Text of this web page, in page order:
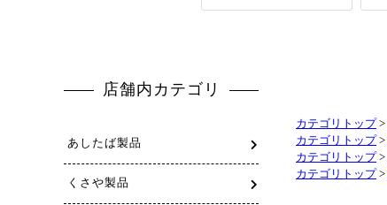
カテゴリトップ >
カテゴリトップ >
カテゴリトップ >
カテゴリトップ >